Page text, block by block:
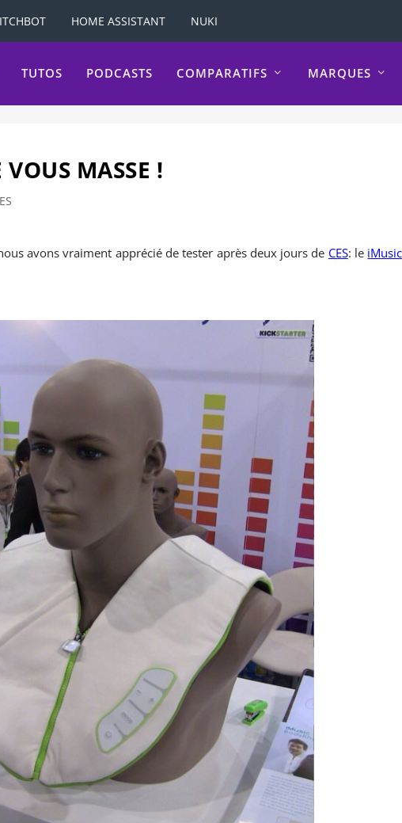
HOME ASSISTANT NUKI
TUTOS PODCASTS COMPARATIFS MARQUES
MASSE !
avons vraiment apprécié de tester après deux jours de CES: le iMusic